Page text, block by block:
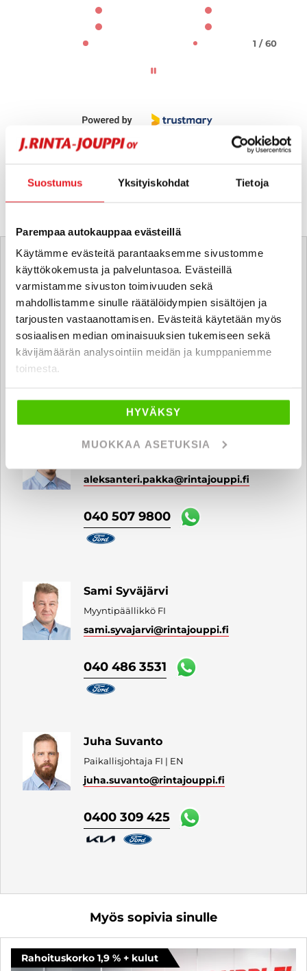
Suostumus Yksityiskohdat Tietoja
Parempaa autokauppaa evästeillä
Käytämme evästeitä parantaaksemme sivustomme
käyttökokemusta ja palveluntasoa. Evästeillä
varmistamme sivuston toimivuuden sekä
mahdollistamme sinulle räätälöidympien sisältöjen ja
tarjousten vastaanottamisen. Evästeitä käytetään myös
sosiaalisen median ominaisuuksien tukemiseen sekä
kävijämäärän analysointiin meidän ja kumppaniemme
toimesta.
HYVÄKSY
MUOKKAA ASETUKSIA
1 / 60
Tätä ajoneuvoa myy
Alexi Salonen
Automyyjä FI
alexi.salonen @rintajouppi.fi
Aleksanteri Pakka
aleksanteri.pakka@rintajouppi.fi
040 507 9800
Sami Syväjärvi
Myyntipäällikkö FI
sami.syvajarvi@rintajouppi.fi
040 486 3531
Juha Suvanto
Paikallisjohtaja FI | EN
juha.suvanto@rintajouppi.fi
0400 309 425
Myös sopivia sinulle
Rahoituskorko 1,9 % + kulut